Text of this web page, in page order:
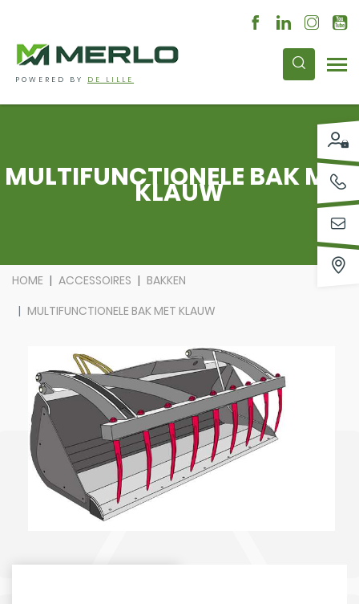
POWERED BY DE LILLE
MULTIFUNCTIONELE BAK MET
KLAUW
HOME ACCESSOIRES
BAKKEN
MULTIFUNCTIONELE BAK MET KLAUW